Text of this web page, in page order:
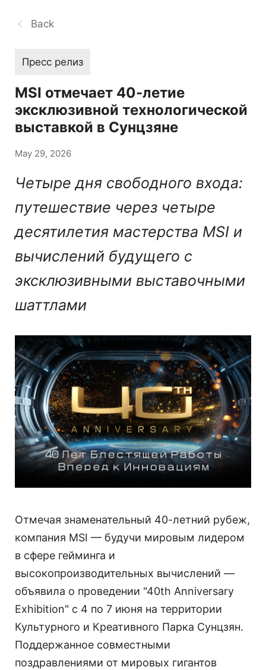
Back
Пресс релиз
MSI отмечает 40-летие
эксклюзивной технологической
выставкой в Сунцзяне
May 29, 2026
Четыре дня свободного входа:
путешествие через четыре
десятилетия мастерства MSI и
вычислений будущего с
эксклюзивными выставочными
шаттлами
Отмечая знаменательный 40-летний рубеж,
компания MSI — будучи мировым лидером
в сфере гейминга и
высокопроизводительных вычислений —
объявила о проведении "40th Anniversary
Exhibition" с 4 по 7 июня на территории
Культурного и Креативного Парка Сунцзян.
Поддержанное совместными
поздравлениями от мировых гигантов